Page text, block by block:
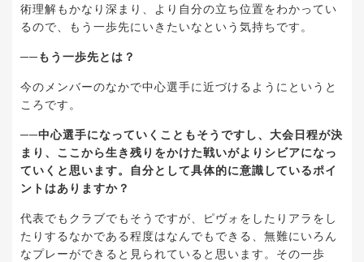
術理解もかなり深まり、より自分の立ち位置をわかってい
るので、もう一歩先にいきたいなという気持ちです。
──もう一歩先とは？
今のメンバーのなかで中心選手に近づけるようにというと
ころです。
──中心選手になっていくこともそうですし、大会日程が決
まり、ここから生き残りをかけた戦いがよりシビアになっ
ていくと思います。自分として具体的に意識しているポイ
ントはありますか？
代表でもクラブでもそうですが、ピヴォをしたりアラをし
たりするなかである程度はなんでもできる、無難にいろん
なプレーができると見られていると思います。その一歩